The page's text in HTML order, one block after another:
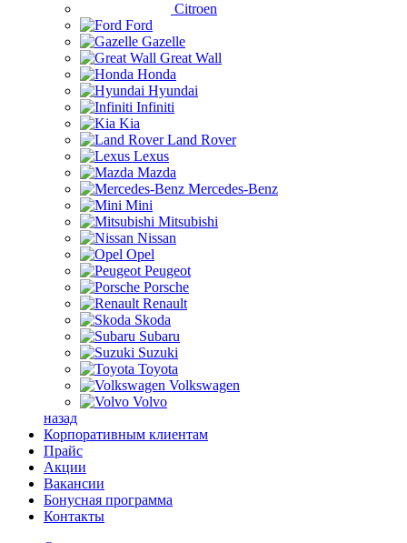
Citroen
Ford
Gazelle
Great Wall
Honda
Hyundai
Infiniti
Kia
Land Rover
Lexus
Mazda
Mercedes-Benz
Mini
Mitsubishi
Nissan
Opel
Peugeot
Porsche
Renault
Skoda
Subaru
Suzuki
Toyota
Volkswagen
Volvo
назад
Корпоративным клиентам
Прайс
Акции
Вакансии
Бонусная программа
Контакты